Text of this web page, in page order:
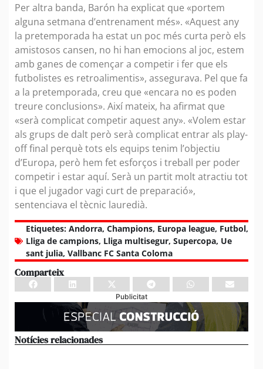
Per altra banda, Barón ha explicat que «portem
alguna setmana d’entrenament més». «Aquest any
la pretemporada ha estat un poc més curta però els
amistosos cansen, no hi han emocions al joc, estem
amb ganes de començar a competir i fer que els
futbolistes es retroalimentis», assegurava. Pel que fa
a la pretemporada, creu que «encara no es poden
treure conclusions». Així mateix, ha afirmat que
«serà complicat competir aquest any». «Volem estar
als grups de dalt però serà complicat entrar als play-
off final perquè tots els equips tenim l’objectiu
d’Europa, però hem fet esforços i treball per poder
competir i estar aquí. Serà un partit molt atractiu tot
i que el jugador vagi curt de preparació»,
sentenciava el tècnic lauredià.
Etiquetes: Andorra, Champions, Europa league, Futbol,
Lliga de campions, Lliga multisegur, Supercopa, Ue
sant julia, Vallbanc FC Santa Coloma
Comparteix
Publicitat
Notícies relacionades